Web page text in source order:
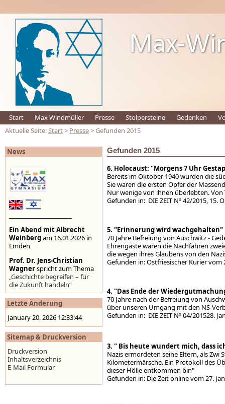
News
Ein Abend mit Albrecht
Weinbergam 16.01.2026 in
Emden
Prof. Dr. Jens-Christian
Wagnerspricht zum Thema
„Geschichte begreifen – für
die Zukunft handeln“
Stolpersteine auf der
Homepage der Stadt
Emden ,www.emden.de
Letzte Änderung
January 20. 2026 12:33:44
Sitemap & Druckversion
Druckversion
Inhaltsverzeichnis
E-Mail Formular
Start Max Windmüller Presse Stolpersteine Gedenken
Aktuelle Seite:Start> Presse> Gefunden 2015
Gefunden 2015
6. Holocaust: "Morgens 7 Uhr
Bereits im Oktober 1940 wurden die
Sie waren die ersten Opfer der
Nur wenige von ihnen überlebten. Von
Gefunden in: DIE ZEIT Nº 42/
5. "Erinnerung wird
70 Jahre Befreiung von Auschwitz -
Ehrengäste waren die Nachfahren
die wegen ihres Glaubens von den
Gefunden in:
4. "Das Ende der
70 Jahre nach der Befreiung von
über unseren Umgang mit den NS-
Gefunden in: DIE ZEIT Nº 04/
3. " Bis heute wundert mich, dass
Nazis ermordeten seine Eltern, als
Kilometermärsche. Ein Protokoll des
dieser Hölle entkommen bin"
Gefunden in: Die Zeit